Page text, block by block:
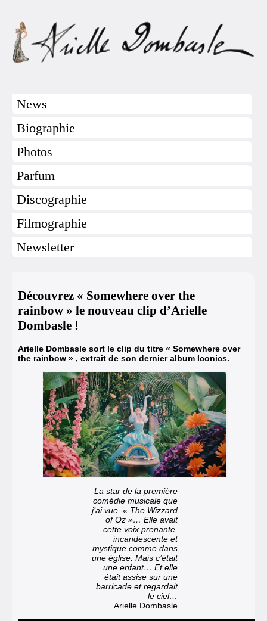
News
Biographie
Photos
Parfum
Discographie
Filmographie
Newsletter
Découvrez « Somewhere over the
rainbow » le nouveau clip d’Arielle
Dombasle !
Arielle Dombasle sort le clip du titre « Somewhere over
the rainbow » , extrait de son dernier album Iconics.
La star de la première
comédie musicale que
j’ai vue, « The Wizzard
of Oz »… Elle avait
cette voix prenante,
incandescente et
mystique comme dans
une église. Mais c’était
une enfant… Et elle
était assise sur une
barricade et regardait
le ciel…
Arielle Dombasle